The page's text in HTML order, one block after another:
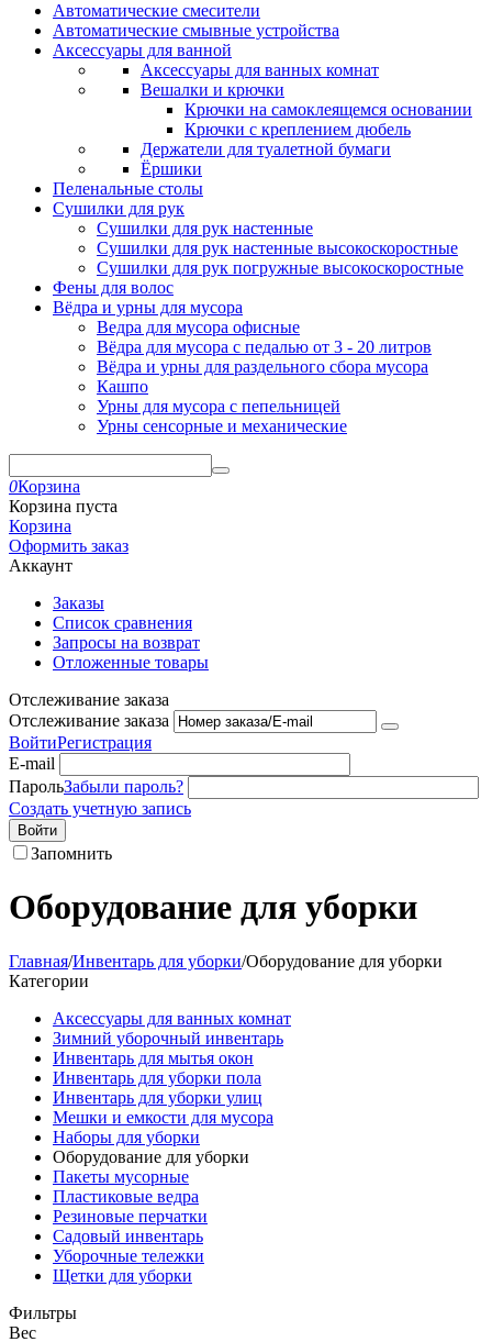
Автоматические смесители
Автоматические смывные устройства
Аксессуары для ванной
Аксессуары для ванных комнат
Вешалки и крючки
Крючки на самоклеящемся основании
Крючки с креплением дюбель
Держатели для туалетной бумаги
Ёршики
Пеленальные столы
Сушилки для рук
Сушилки для рук настенные
Сушилки для рук настенные высокоскоростные
Сушилки для рук погружные высокоскоростные
Фены для волос
Вёдра и урны для мусора
Ведра для мусора офисные
Вёдра для мусора с педалью от 3 - 20 литров
Вёдра и урны для раздельного сбора мусора
Кашпо
Урны для мусора с пепельницей
Урны сенсорные и механические
0Корзина
Корзина пуста
Корзина
Оформить заказ
Аккаунт
Заказы
Список сравнения
Запросы на возврат
Отложенные товары
Отслеживание заказа
Отслеживание заказа
ВойтиРегистрация
E-mail
ПарольЗабыли пароль?
Создать учетную запись
Войти
Запомнить
Оборудование для уборки
Главная/Инвентарь для уборки/Оборудование для уборки
Категории
Аксессуары для ванных комнат
Зимний уборочный инвентарь
Инвентарь для мытья окон
Инвентарь для уборки пола
Инвентарь для уборки улиц
Мешки и емкости для мусора
Наборы для уборки
Оборудование для уборки
Пакеты мусорные
Пластиковые ведра
Резиновые перчатки
Садовый инвентарь
Уборочные тележки
Щетки для уборки
Фильтры
Вес